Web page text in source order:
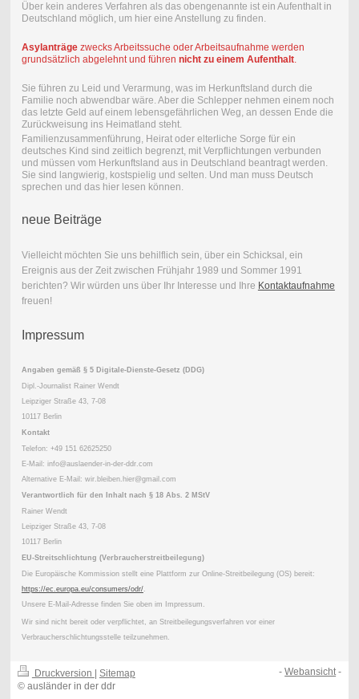
Über kein anderes Verfahren als das obengenannte ist ein Aufenthalt in
Deutschland möglich, um hier eine Anstellung zu finden.
Asylanträgezwecks Arbeitssuche oder Arbeitsaufnahme werden
grundsätzlich abgelehnt und führen nicht zu einem Aufenthalt.
Sie führen zu Leid und Verarmung, was im Herkunftsland durch die
Familie noch abwendbar wäre. Aber die Schlepper nehmen einem noch
das letzte Geld auf einem lebensgefährlichen Weg, an dessen Ende die
Zurückweisung ins Heimatland steht.
Familienzusammenführung, Heirat oder elterliche Sorge für ein
deutsches Kind sind zeitlich begrenzt, mit Verpflichtungen verbunden
und müssen vom Herkunftsland aus in Deutschland beantragt werden.
Sie sind langwierig, kostspielig und selten. Und man muss Deutsch
sprechen und das hier lesen können.
neue Beiträge
Vielleicht möchten Sie uns behilflich sein, über ein Schicksal, ein
Ereignis aus der Zeit zwischen Frühjahr 1989 und Sommer 1991
berichten? Wir würden uns über Ihr Interesse und Ihre Kontaktaufnahme
freuen!
Impressum
Angaben gemäß § 5 Digitale-Dienste-Gesetz (DDG)
Dipl.-Journalist Rainer Wendt
Leipziger Straße 43, 7-08
10117 Berlin
Kontakt
Telefon: +49 151 62625250
E-Mail: info@auslaender-in-der-ddr.com
Alternative E-Mail: wir.bleiben.hier@gmail.com
Verantwortlich für den Inhalt nach § 18 Abs. 2 MStV
Rainer Wendt
Leipziger Straße 43, 7-08
10117 Berlin
EU-Streitschlichtung (Verbraucherstreitbeilegung)
Die Europäische Kommission stellt eine Plattform zur Online-Streitbeilegung (OS) bereit:
https://ec.europa.eu/consumers/odr/.
Unsere E-Mail-Adresse finden Sie oben im Impressum.
Wir sind nicht bereit oder verpflichtet, an Streitbeilegungsverfahren vor einer
Verbraucherschlichtungsstelle teilzunehmen.
Druckversion | Sitemap
© ausländer in der ddr
-Webansicht -